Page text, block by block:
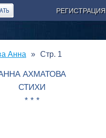
РЕГИСТРАЦИЯ
Анна Стр. 1
АХМАТОВА
СТИХИ
* * *